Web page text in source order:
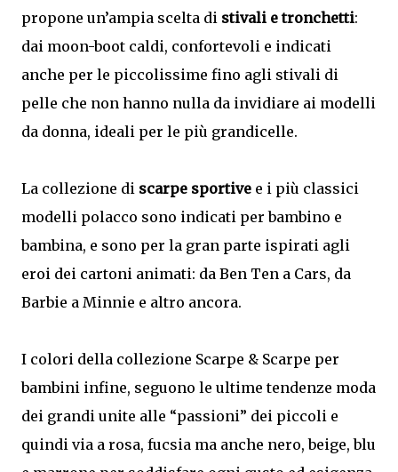
propone un’ampia scelta di stivali e tronchetti:
dai moon-boot caldi, confortevoli e indicati
anche per le piccolissime fino agli stivali di
pelle che non hanno nulla da invidiare ai modelli
da donna, ideali per le più grandicelle.
La collezione di scarpe sportive e i più classici
modelli polacco sono indicati per bambino e
bambina, e sono per la gran parte ispirati agli
eroi dei cartoni animati: da Ben Ten a Cars, da
Barbie a Minnie e altro ancora.
I colori della collezione Scarpe & Scarpe per
bambini infine, seguono le ultime tendenze moda
dei grandi unite alle “passioni” dei piccoli e
quindi via a rosa, fucsia ma anche nero, beige, blu